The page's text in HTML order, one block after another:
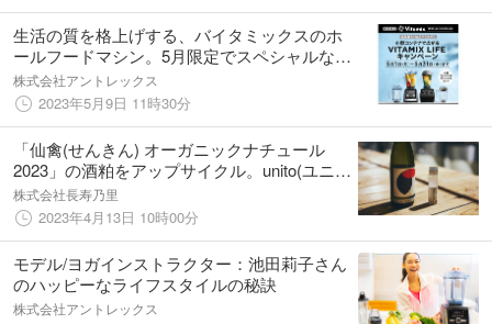
生活の質を格上げする、バイタミックスのホ
ールフードマシン。5月限定でスペシャルなセ
ットが発売中。
株式会社アントレックス
2023年5月9日 11時30分
「仙禽(せんきん) オーガニックナチュール
2023」の酒粕をアップサイクル。unito(ユニ
ト)の「酒粕グルコシド」がアップデートして
先行販売開始
株式会社長寿乃里
2023年4月13日 10時00分
モデル/ヨガインストラクター：池田莉子さん
のハッピーなライフスタイルの秘訣
株式会社アントレックス